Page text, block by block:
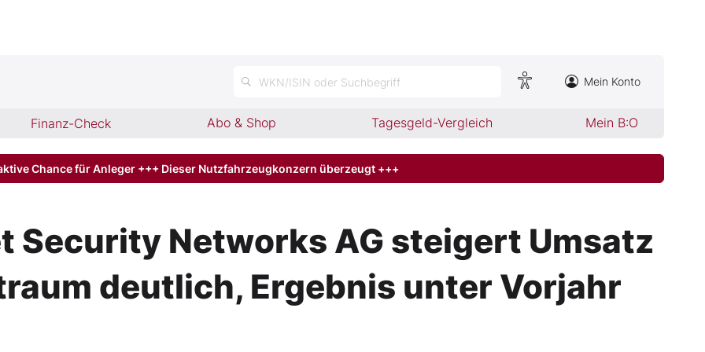
WKN/ISIN oder Suchbegriff Mein Konto
Finanz-Check Abo & Shop Tagesgeld-Vergleich Mein B:O
Chance für Anleger +++ Dieser Nutzfahrzeugkonzern überzeugt +++
Security Networks AG steigert Umsatz
deutlich, Ergebnis unter Vorjahr